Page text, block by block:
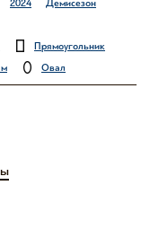
2024
Демисезон
Прямоугольник
Овал